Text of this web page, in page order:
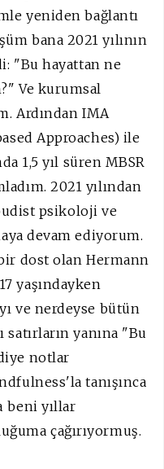
yeniden bağlantı
bana 2021 yılının
"Bu hayattan ne
Ve kurumsal
Ardından IMA
Approaches) ile
1,5 yıl süren MBSR
2021 yılından
psikoloji ve
devam ediyorum.
dost olan Hermann
yaşındayken
ve nerdeyse bütün
yanına "Bu
notlar
tanışınca
beni yıllar
çağırıyormuş.